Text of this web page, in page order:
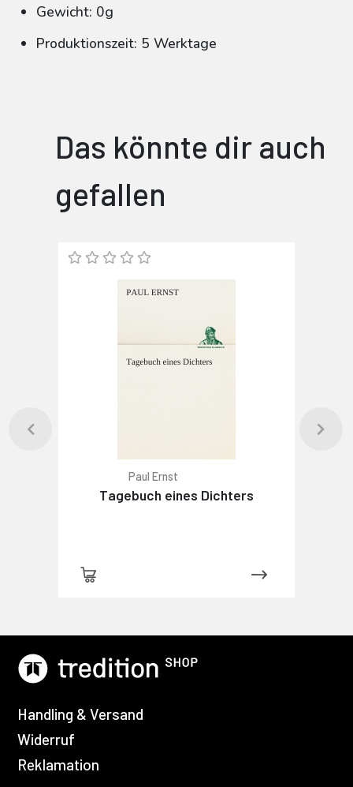
Gewicht: 0g
Produktionszeit: 5 Werktage
Das könnte dir auch
gefallen
Paul Ernst
Tagebuch eines Dichters
Handling & Versand
Widerruf
Reklamation